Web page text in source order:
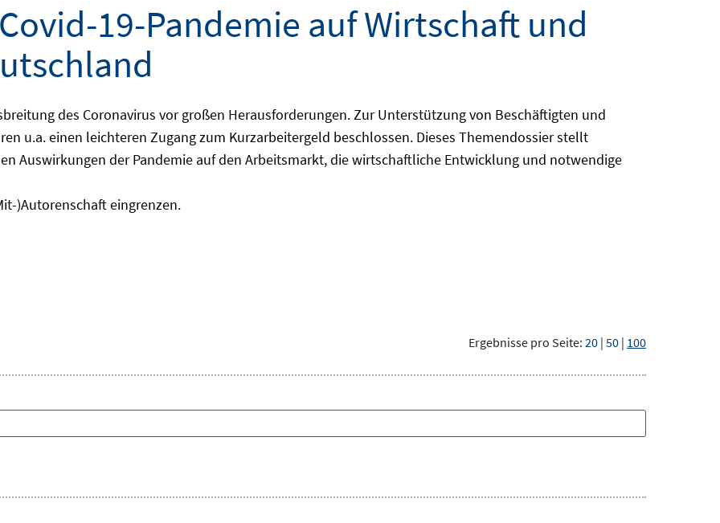
19-Pandemie auf Wirtschaft und
des Coronavirus vor großen Herausforderungen. Zur Unterstützung von Beschäftigten und
u.a. einen leichteren Zugang zum Kurzarbeitergeld beschlossen. Dieses Themendossier stellt
Auswirkungen der Pandemie auf den Arbeitsmarkt, die wirtschaftliche Entwicklung und notwendige
)Autorenschaft eingrenzen.
Ergebnisse pro Seite: 20 | 50 | 100